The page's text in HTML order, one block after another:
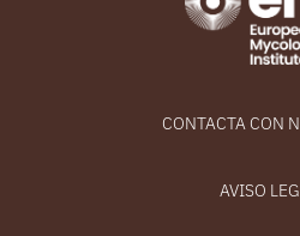
CONTACTA CON
AVISO